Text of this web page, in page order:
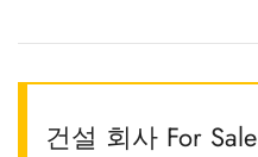
건설 회사 For Sale